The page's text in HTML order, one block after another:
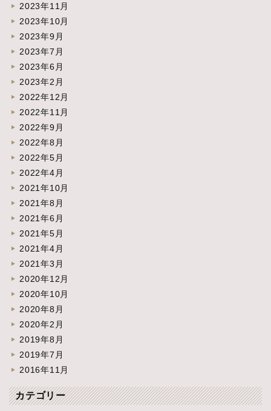
2023年11月
2023年10月
2023年9月
2023年7月
2023年6月
2023年2月
2022年12月
2022年11月
2022年9月
2022年8月
2022年5月
2022年4月
2021年10月
2021年8月
2021年6月
2021年5月
2021年4月
2021年3月
2020年12月
2020年10月
2020年8月
2020年2月
2019年8月
2019年7月
2016年11月
カテゴリー